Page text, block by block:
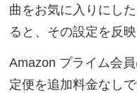
曲をお気に入りにし
ると、その設定を反
Amazon プライム会
定便を追加料金なし